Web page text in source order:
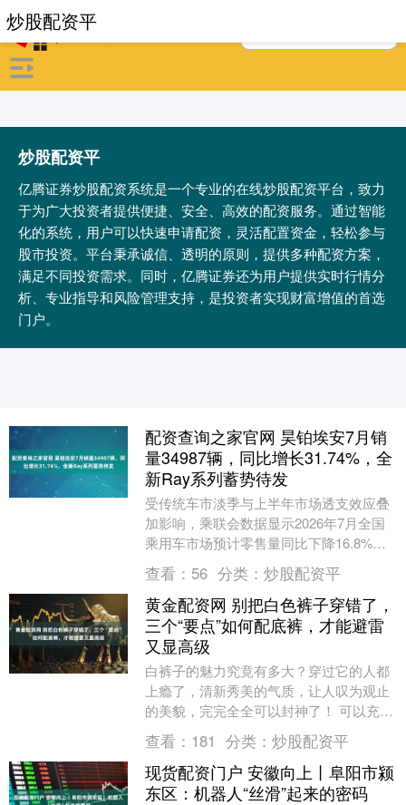
炒股配资平
亿腾证券炒股配资系统是一个专业的在线炒股配资平台，致力
于为广大投资者提供便捷、安全、高效的配资服务。通过智能
化的系统，用户可以快速申请配资，灵活配置资金，轻松参与
股市投资。平台秉承诚信、透明的原则，提供多种配资方案，
满足不同投资需求。同时，亿腾证券还为用户提供实时行情分
析、专业指导和风险管理支持，是投资者实现财富增值的首选
门户。
炒股配资平
配资查询之家官网 昊铂埃安7月销
量34987辆，同比增长31.74%，全
新Ray系列蓄势待发
受传统车市淡季与上半年市场透支效应叠
加影响，乘联会数据显示2026年7月全国
乘用车市场预计零售量同比下降16.8%，
行业正从短期促销驱动的增长模式，回归
真实需求....
查看： 56 分类： 炒股配资平
黄金配资网 别把白色裤子穿错了，
三个“要点”如何配底裤，才能避雷
又显高级
白裤子的魅力究竟有多大？穿过它的人都
上瘾了，清新秀美的气质，让人叹为观止
的美貌，完完全全可以封神了！ 可以充当
搭配主力的白裤子可别穿错了。今年夏天
就用白裤子来敲....
查看： 181 分类： 炒股配资平
现货配资门户 安徽向上丨阜阳市颍
东区：机器人“丝滑”起来的密码